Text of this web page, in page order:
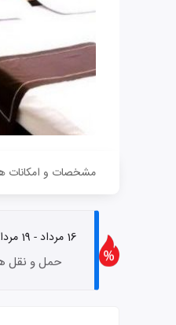
مشخصات و امکانات
16 مرداد - 19 مرداد ( 3 شب )
حمل و نقل